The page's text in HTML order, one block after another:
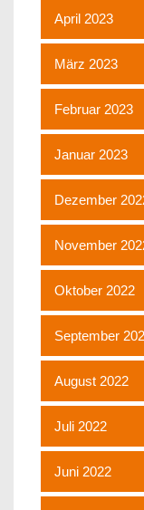
April 2023
März 2023
Februar 2023
Januar 2023
Dezember
November
Oktober 2022
September
August 2022
Juli 2022
Juni 2022